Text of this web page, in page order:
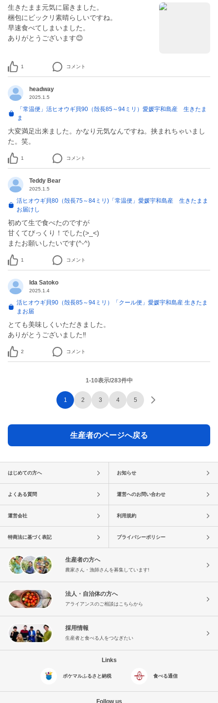
生きたまま元気に届きました。
梱包にビックリ素晴らしいですね。
早速食べてしまいました。
ありがとうございます😊
1 コメント
headway
2025.1.5
「常温便」活ヒオウギ貝90（殻長85～94ミリ）愛媛宇和島産 生きたま
ま
大変満足出来ました。かなり元気なんですね。挟まれちゃいまし
た。笑。
1 コメント
Teddy Bear
2025.1.5
活ヒオウギ貝80（殻長75～84ミリ)「常温便」愛媛宇和島産 生きたまま
お届けし
初めて生で食べたのですが
甘くてびっくり！でした(>_<)
またお願いしたいです(^-^)
1 コメント
Ida Satoko
2025.1.4
活ヒオウギ貝90（殻長85～94ミリ）「クール便」愛媛宇和島産 生きたま
まお届
とても美味しくいただきました。
ありがとうございました‼︎
2 コメント
1-10表示/283件中
1 2 3 4 5
生産者のページへ戻る
はじめての方へ お知らせ
よくある質問 運営へのお問い合わせ
運営会社 利用規約
特商法に基づく表記 プライバシーポリシー
生産者の方へ
農家さん・漁師さんを募集しています!
法人・自治体の方へ
アライアンスのご相談はこちらから
採用情報
生産者と食べる人をつなぎたい
Links
ポケマルふるさと納税 食べる通信
Follow us